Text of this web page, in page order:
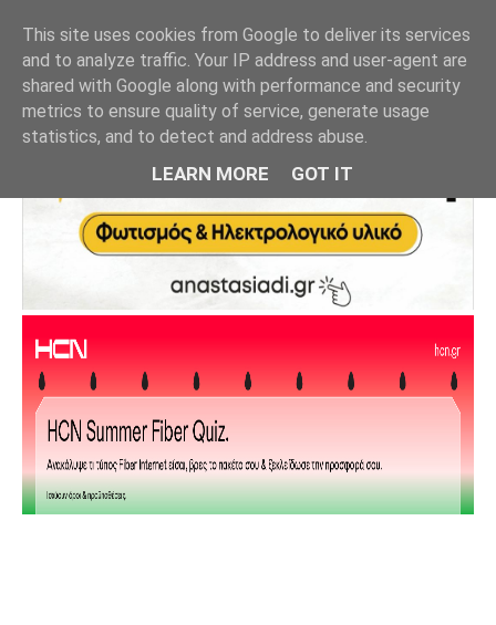
This site uses cookies from Google to deliver its services
and to analyze traffic. Your IP address and user-agent are
shared with Google along with performance and security
metrics to ensure quality of service, generate usage
statistics, and to detect and address abuse.
LEARN MORE GOT IT